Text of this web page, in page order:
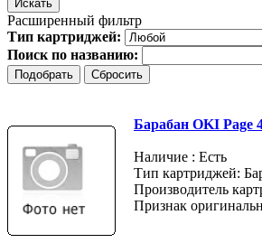
Расширенный фильтр
Тип картриджей:
Поиск по названию:
Барабан OKI Page
Наличие : Есть
Тип картриджей:
Производитель
Признак